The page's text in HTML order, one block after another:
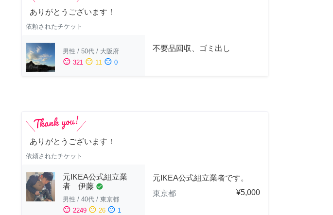
ありがとうございます！
依頼されたチケット
男性 / 50代 / 大阪府
sentiment_satisfied 321 sentiment_neutral 11 sentiment_dissatisfied 0
不要品回収、ゴミ出し
ありがとうございます！
依頼されたチケット
元IKEA公式組立業
者 伊藤 check_circle
男性 / 40代 / 東京都
sentiment_satisfied 2249 sentiment_neutral 26 sentiment_dissatisfied 1
元IKEA公式組立業者です。
東京都
¥5,000